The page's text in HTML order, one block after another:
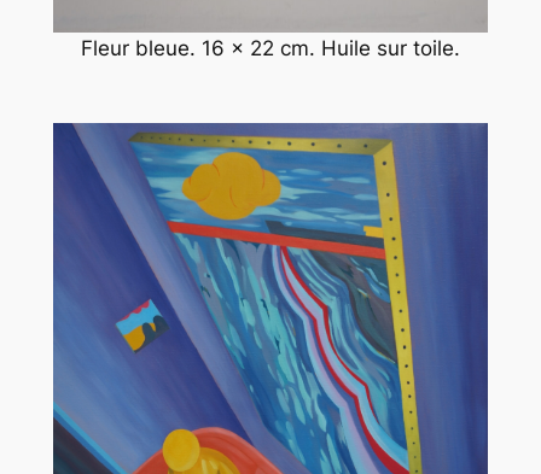
Fleur bleue. 16 x 22 cm. Huile sur toile.